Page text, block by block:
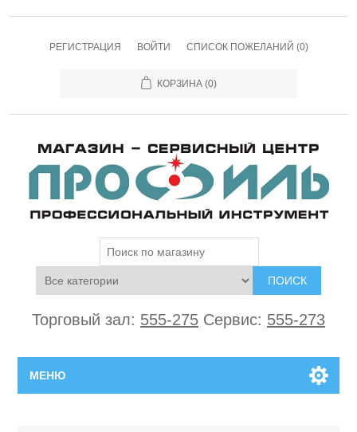
РЕГИСТРАЦИЯ ВОЙТИ СПИСОК ПОЖЕЛАНИЙ (0)
КОРЗИНА (0)
ПОИСК
Торговый зал: 555-275 Сервис: 555-273
МЕНЮ